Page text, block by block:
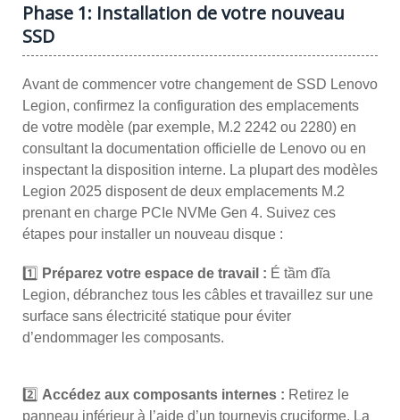
Phase 1: Installation de votre nouveau
SSD
Avant de commencer votre changement de SSD Lenovo
Legion, confirmez la configuration des emplacements
de votre modèle (par exemple, M.2 2242 ou 2280) en
consultant la documentation officielle de Lenovo ou en
inspectant la disposition interne. La plupart des modèles
Legion 2025 disposent de deux emplacements M.2
prenant en charge PCIe NVMe Gen 4. Suivez ces
étapes pour installer un nouveau disque :
1️⃣ Préparez votre espace de travail : É tầm đĩa
Legion, débranchez tous les câbles et travaillez sur une
surface sans électricité statique pour éviter
d’endommager les composants.
2️⃣ Accédez aux composants internes : Retirez le
panneau inférieur à l’aide d’un tournevis cruciforme. La